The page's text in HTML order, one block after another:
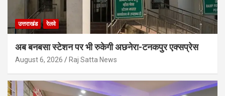
उत्तराखंड रेलवे
अब बनबसा स्टेशन पर भी रुकेगी अछनेरा-टनकपुर एक्सप्रेस
August 6, 2026 Raj Satta News